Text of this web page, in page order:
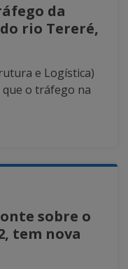
da
rio Tereré,
e Logística)
o tráfego na
sobre o
tem nova